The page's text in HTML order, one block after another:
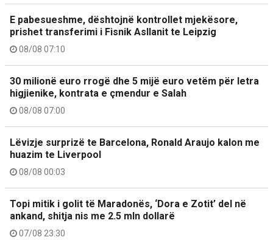
E pabesueshme, dështojnë kontrollet mjekësore,
prishet transferimi i Fisnik Asllanit te Leipzig
08/08 07:10
30 milionë euro rrogë dhe 5 mijë euro vetëm për letra
higjienike, kontrata e çmendur e Salah
08/08 07:00
Lëvizje surprizë te Barcelona, Ronald Araujo kalon me
huazim te Liverpool
08/08 00:03
Topi mitik i golit të Maradonës, ‘Dora e Zotit’ del në
ankand, shitja nis me 2.5 mln dollarë
07/08 23:30